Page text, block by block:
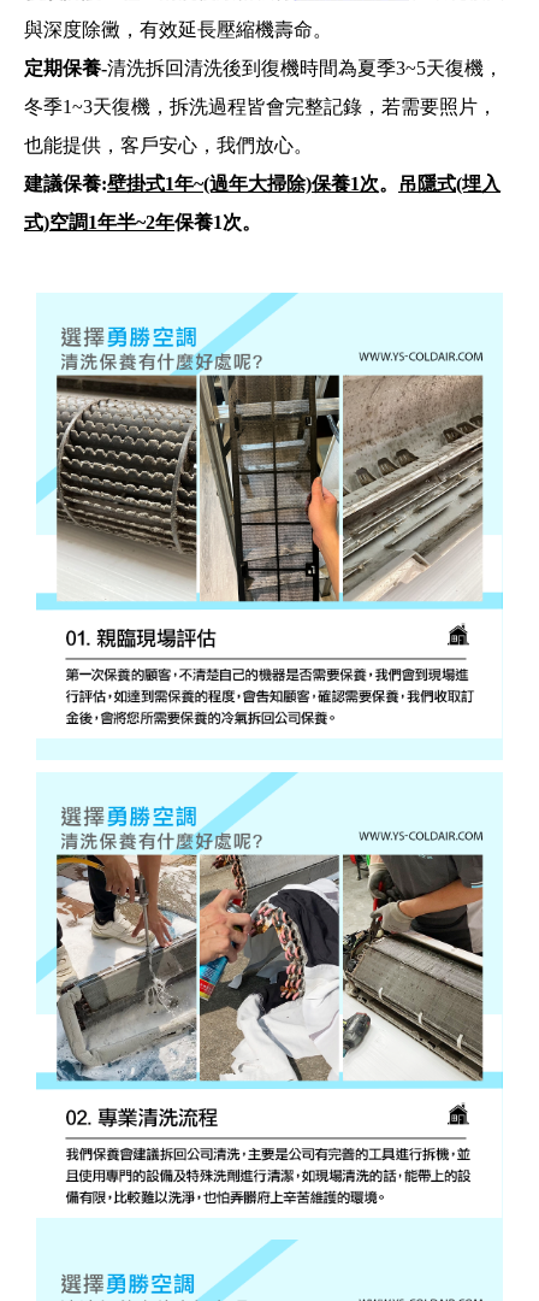
與深度除黴，有效延長壓縮機壽命。
定期保養-清洗拆回清洗後到復機時間為夏季3~5天復機，
冬季1~3天復機，拆洗過程皆會完整記錄，若需要照片，
也能提供，客戶安心，我們放心。
建議保養:壁掛式1年~(過年大掃除)保養1次。
吊隱式(埋入
式)空調1年半~2年保養1次。